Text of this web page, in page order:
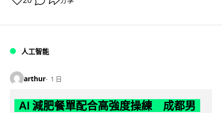
人工智能
arthur 1 日
AI 減肥餐單配合高強度操練 成都男